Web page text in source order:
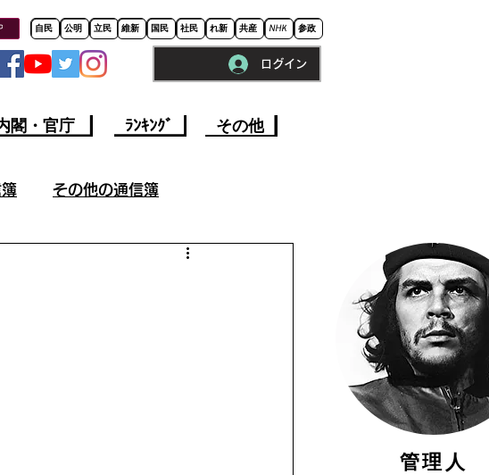
自民 公明 立民 維新 国民 社民 れ新 共産 NHK 参政
ログイン
閣・官庁 ﾗﾝｷﾝｸﾞ その他
その他の通信簿
参院選挙2022
​管理人